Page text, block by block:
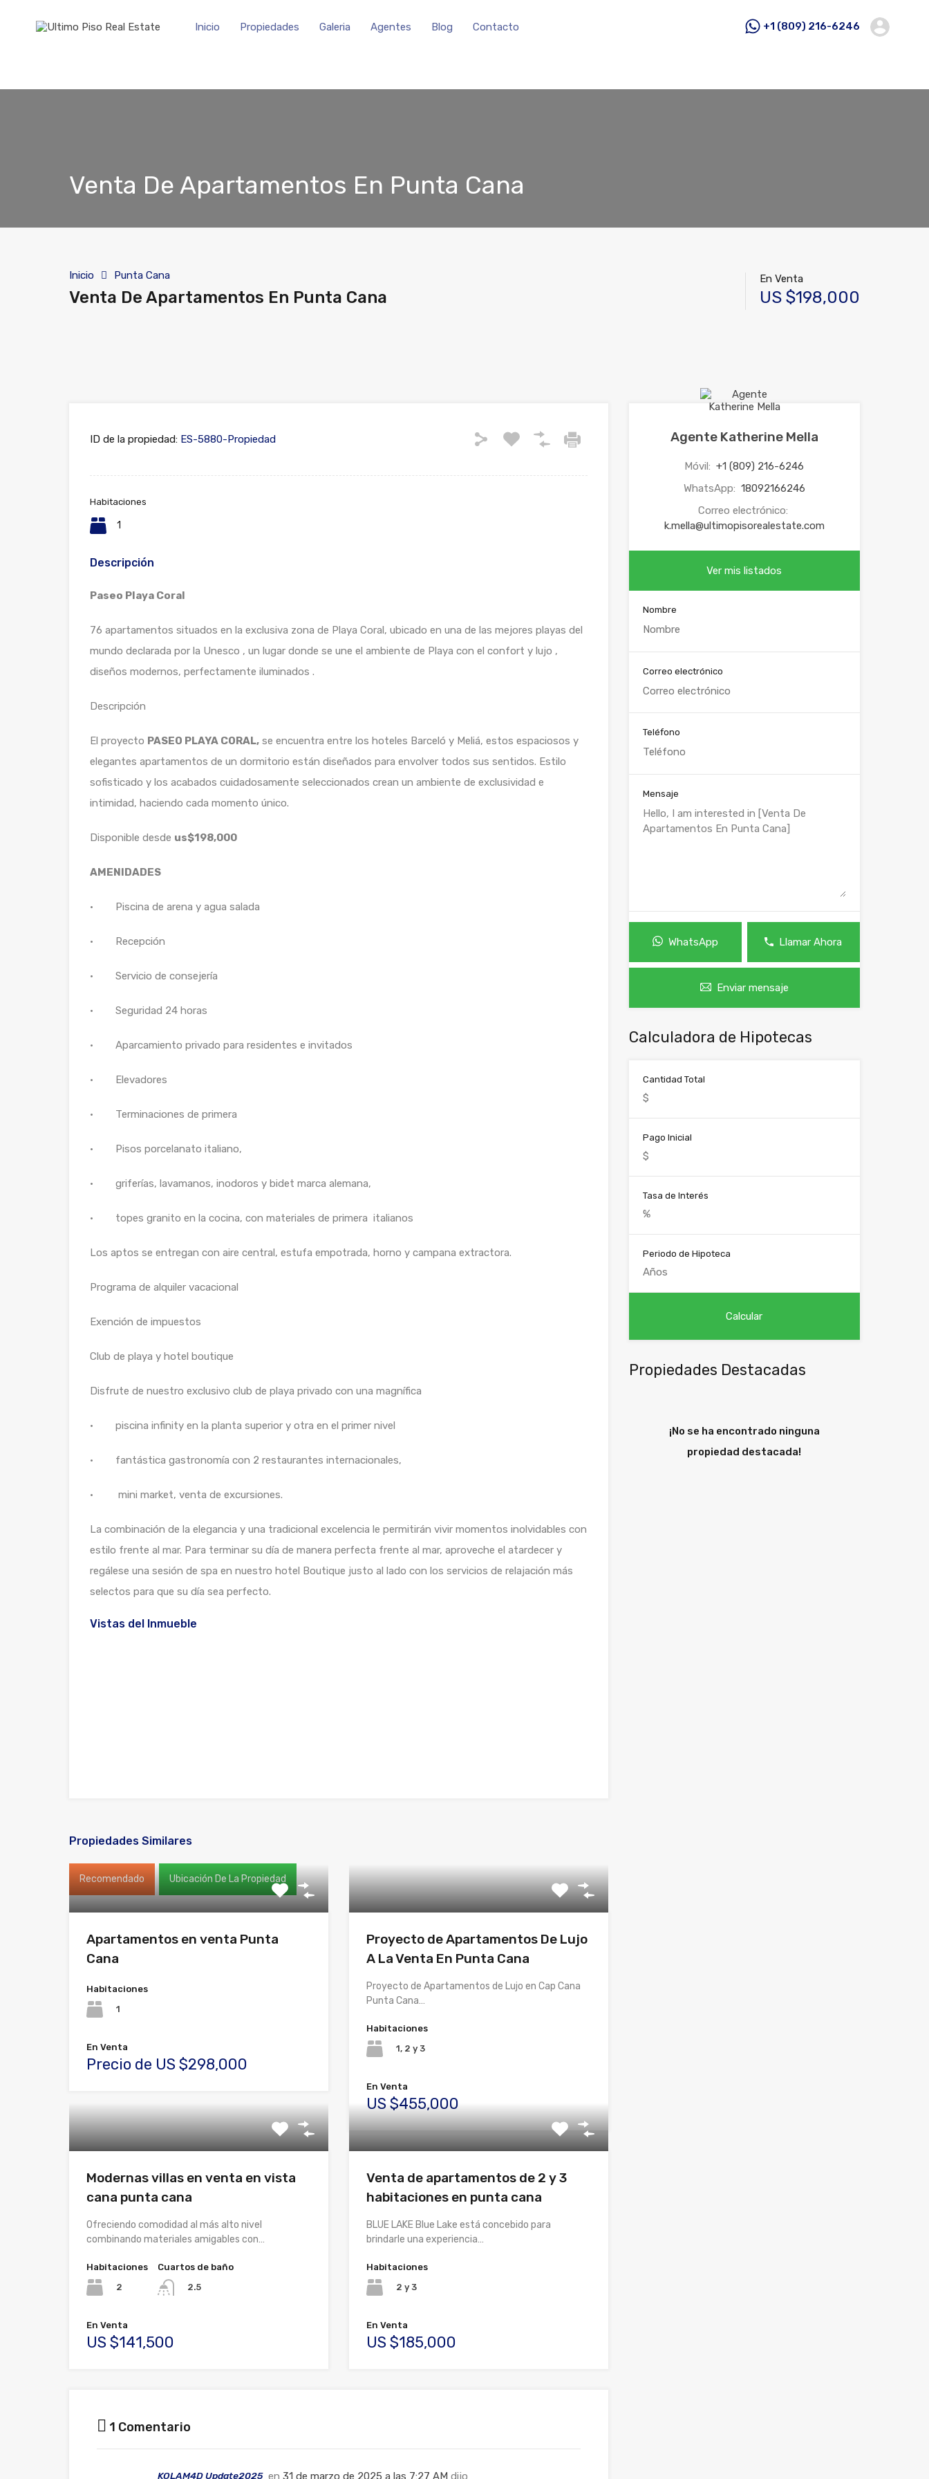
Inicio Propiedades Galeria Agentes Blog Contacto +1 (809) 216-6246
Venta De Apartamentos En Punta Cana
Inicio Punta Cana
Venta De Apartamentos En Punta Cana
En Venta
US $198,000
ID de la propiedad: ES-5880-Propiedad
Habitaciones
1
Descripción
Paseo Playa Coral
76 apartamentos situados en la exclusiva zona de Playa Coral, ubicado en una de las mejores playas del
mundo declarada por la Unesco , un lugar donde se une el ambiente de Playa con el confort y lujo ,
diseños modernos, perfectamente iluminados .
Descripción
El proyecto PASEO PLAYA CORAL, se encuentra entre los hoteles Barceló y Meliá, estos espaciosos y
elegantes apartamentos de un dormitorio están diseñados para envolver todos sus sentidos. Estilo
sofisticado y los acabados cuidadosamente seleccionados crean un ambiente de exclusividad e
intimidad, haciendo cada momento único.
Disponible desde us$198,000
AMENIDADES
· Piscina de arena y agua salada
· Recepción
· Servicio de consejería
· Seguridad 24 horas
· Aparcamiento privado para residentes e invitados
· Elevadores
· Terminaciones de primera
· Pisos porcelanato italiano,
· griferías, lavamanos, inodoros y bidet marca alemana,
· topes granito en la cocina, con materiales de primera italianos
Los aptos se entregan con aire central, estufa empotrada, horno y campana extractora.
Programa de alquiler vacacional
Exención de impuestos
Club de playa y hotel boutique
Disfrute de nuestro exclusivo club de playa privado con una magnífica
· piscina infinity en la planta superior y otra en el primer nivel
· fantástica gastronomía con 2 restaurantes internacionales,
· mini market, venta de excursiones.
La combinación de la elegancia y una tradicional excelencia le permitirán vivir momentos inolvidables con
estilo frente al mar. Para terminar su día de manera perfecta frente al mar, aproveche el atardecer y
regálese una sesión de spa en nuestro hotel Boutique justo al lado con los servicios de relajación más
selectos para que su día sea perfecto.
Vistas del Inmueble
Propiedades Similares
Recomendado Ubicación De La Propiedad
Apartamentos en venta Punta
Cana
Habitaciones
1
En Venta
Precio de US $298,000
Proyecto de Apartamentos De Lujo
A La Venta En Punta Cana
Proyecto de Apartamentos de Lujo en Cap Cana
Punta Cana…
Habitaciones
1, 2 y 3
En Venta
US $455,000
Modernas villas en venta en vista
cana punta cana
Ofreciendo comodidad al más alto nivel
combinando materiales amigables con…
Habitaciones
2
Cuartos de baño
2.5
En Venta
US $141,500
Venta de apartamentos de 2 y 3
habitaciones en punta cana
BLUE LAKE Blue Lake está concebido para
brindarle una experiencia…
Habitaciones
2 y 3
En Venta
US $185,000
1 Comentario
KOLAM4D Update2025 en 31 de marzo de 2025 a las 7:27 AM dijo
Agente Katherine Mella
Móvil: +1 (809) 216-6246
WhatsApp: 18092166246
Correo electrónico:
k.mella@ultimopisorealestate.com
Ver mis listados
Nombre
Correo electrónico
Teléfono
Mensaje
WhatsApp Llamar Ahora
Enviar mensaje
Calculadora de Hipotecas
Cantidad Total
Pago Inicial
Tasa de Interés
Periodo de Hipoteca
Propiedades Destacadas
¡No se ha encontrado ninguna
propiedad destacada!